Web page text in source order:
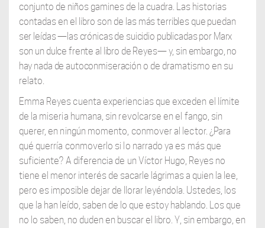
conjunto de niños gamines de la cuadra. Las historias
contadas en el libro son de las más terribles que puedan
ser leídas —las crónicas de suicidio publicadas por Marx
son un dulce frente al libro de Reyes— y, sin embargo, no
hay nada de autoconmiseración o de dramatismo en su
relato.
Emma Reyes cuenta experiencias que exceden el límite
de la miseria humana, sin revolcarse en el fango, sin
querer, en ningún momento, conmover al lector. ¿Para
qué querría conmoverlo si lo narrado ya es más que
suficiente? A diferencia de un Víctor Hugo, Reyes no
tiene el menor interés de sacarle lágrimas a quien la lee,
pero es imposible dejar de llorar leyéndola. Ustedes, los
que la han leído, saben de lo que estoy hablando. Los que
no lo saben, no duden en buscar el libro. Y, sin embargo, en